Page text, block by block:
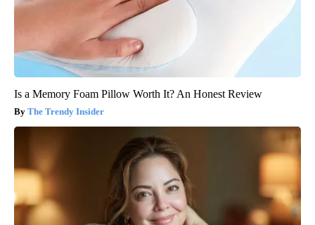
Is a Memory Foam Pillow Worth It? An Honest Review
The Trendy Insider